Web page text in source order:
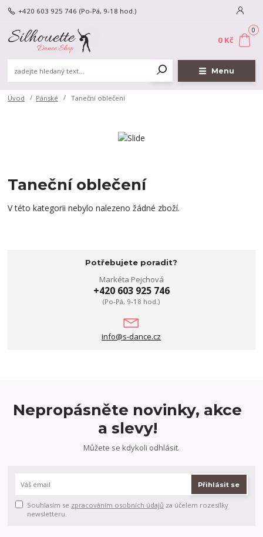
Menu
+420 603 925 746 (Po-Pá, 9-18 hod.)
0
0 Kč
Úvod Pánské Taneční oblečení
Taneční oblečení
V této kategorii nebylo nalezeno žádné zboží.
Potřebujete poradit?
Markéta Pejchová
+420 603 925 746
(Po-Pá, 9-18 hod.)
info@s-dance.cz
Nepropásněte novinky, akce
a slevy!
Můžete se kdykoli odhlásit.
Přihlásit se
Souhlasím se zpracováním osobních údajů za účelem rozesílky
newsletteru.